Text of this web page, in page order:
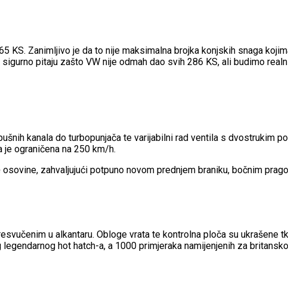
KS. Zanimljivo je da to nije maksimalna brojka konjskih snaga
pitaju zašto VW nije odmah dao svih 286 KS, ali budimo
kanala do turbopunjača te varijabilni rad ventila s dvostrukim
je ograničena na 250 km/h.
zahvaljujući potpuno novom prednjem braniku, bočnim
u alkantaru. Obloge vrata te kontrolna ploča su ukrašene
hot hatch-a, a 1000 primjeraka namijenjenih za